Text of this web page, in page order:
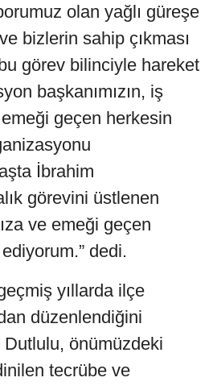
olan yağlı güreşe
bizlerin sahip çıkması
görev bilinciyle hareket
başkanımızın, iş
emeği geçen herkesin
İbrahim
görevini üstlenen
ve emeği geçen
dedi.
yıllarda ilçe
düzenlendiğini
Dutlulu, önümüzdeki
tecrübe ve